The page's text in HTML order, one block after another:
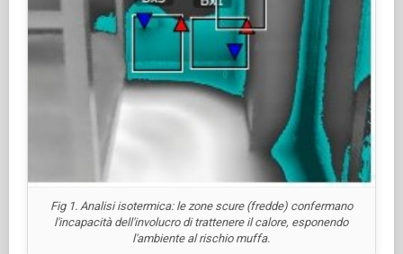
Fig 1. Analisi isotermica: le zone scure (fredde) confermano
l'incapacità dell'involucro di trattenere il calore, esponendo
l'ambiente al rischio muffa.